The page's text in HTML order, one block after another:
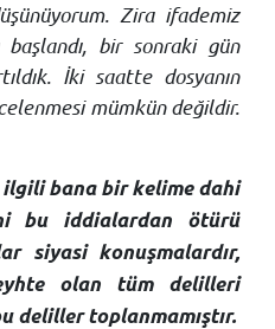
Zira ifademiz
bir sonraki gün
İki saatte dosyanın
mümkün değildir.
bana bir kelime dahi
bu iddialardan ötürü
siyasi konuşmalardır,
olan tüm delilleri
deliller toplanmamıştır.